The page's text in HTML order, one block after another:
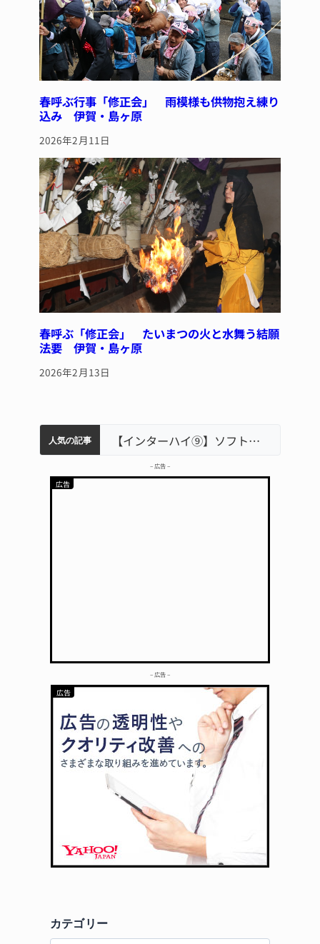
春呼ぶ行事「修正会」 雨模様も供物抱え練り
込み 伊賀・島ヶ原
2026年2月11日
春呼ぶ「修正会」 たいまつの火と水舞う結願
法要 伊賀・島ヶ原
2026年2月13日
人気の記事
軽乗用車が田んぼに転落 運転の70歳女性死亡 伊賀市で
中学校の陶壁モニュメント 地元建設会社がボランティアで清掃 伊賀名張市立病院のDMAT、熊本地震の被災地へ 能登以来3回目の派遣
【インターハイ⑨】ソフトテニス ミス減らし上位狙う 近大高専 リレーで東海中学総体へ 伊賀・名張
– 広告 –
– 広告 –
カテゴリー